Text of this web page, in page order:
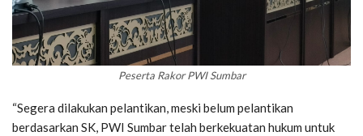
Peserta Rakor PWI Sumbar
“Segera dilakukan pelantikan, meski belum pelantikan
berdasarkan SK, PWI Sumbar telah berkekuatan hukum untuk